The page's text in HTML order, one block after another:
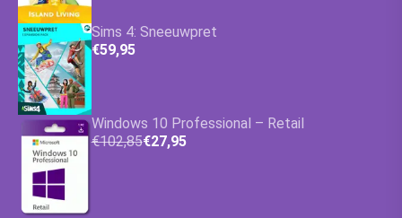
Sims 4: Sneeuwpret
€59,95
Windows 10 Professional – Retail
€102,85€27,95